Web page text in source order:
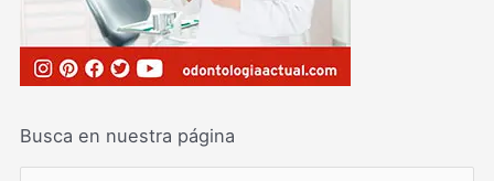
Busca en nuestra página